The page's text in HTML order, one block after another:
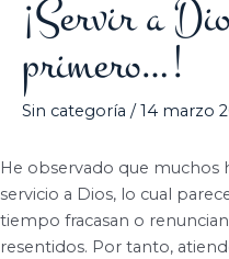
¡Servir a
primero…!
Sin categoría /14 marzo
He observado que muchos
servicio a Dios, lo cual
tiempo fracasan o
resentidos. Por tanto,